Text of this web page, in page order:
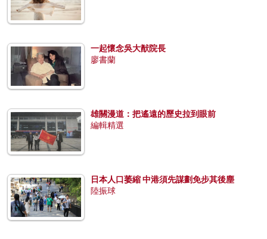
一起懷念吳大猷院長
廖書蘭
雄關漫道：把遙遠的歷史拉到眼前
編輯精選
日本人口萎縮 中港須先謀劃免步其後塵
陸振球